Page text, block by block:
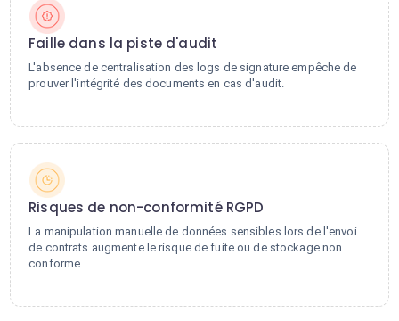
Faille dans la piste d'audit
L'absence de centralisation des logs de signature empêche de
prouver l'intégrité des documents en cas d'audit.
Risques de non-conformité RGPD
La manipulation manuelle de données sensibles lors de l'envoi
de contrats augmente le risque de fuite ou de stockage non
conforme.